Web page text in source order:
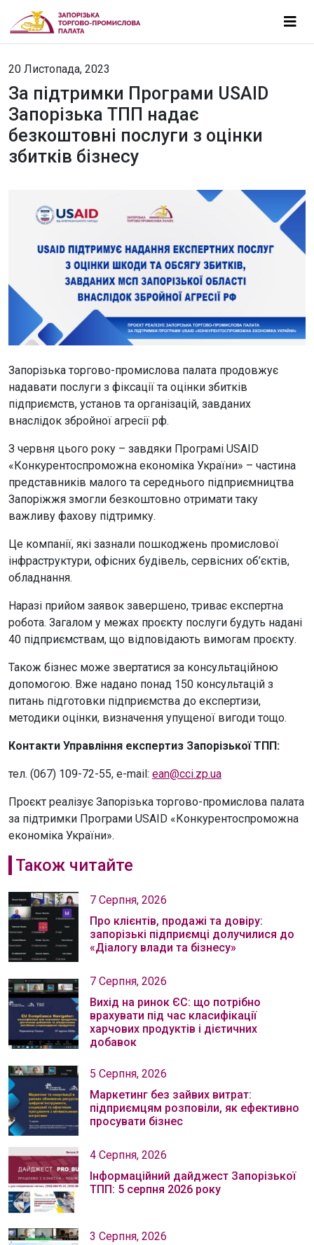
20 Листопада, 2023
За підтримки Програми USAID
Запорізька ТПП надає
безкоштовні послуги з оцінки
збитків бізнесу
Запорізька торгово-промислова палата продовжує
надавати послуги з фіксації та оцінки збитків
підприємств, установ та організацій, завданих
внаслідок збройної агресії рф.
З червня цього року – завдяки Програмі USAID
«Конкурентоспроможна економіка України» – частина
представників малого та середнього підприємництва
Запоріжжя змогли безкоштовно отримати таку
важливу фахову підтримку.
Це компанії, які зазнали пошкоджень промислової
інфраструктури, офісних будівель, сервісних об’єктів,
обладнання.
Наразі прийом заявок завершено, триває експертна
робота. Загалом у межах проєкту послуги будуть надані
40 підприємствам, що відповідають вимогам проєкту.
Також бізнес може звертатися за консультаційною
допомогою. Вже надано понад 150 консультацій з
питань підготовки підприємства до експертизи,
методики оцінки, визначення упущеної вигоди тощо.
Контакти Управління експертиз Запорізької ТПП:
тел. (067) 109-72-55, e-mail: ean@cci.zp.ua
Проєкт реалізує Запорізька торгово-промислова палата
за підтримки Програми USAID «Конкурентоспроможна
економіка України».
Також читайте
7 Серпня, 2026
Про клієнтів, продажі та довіру:
запорізькі підприємці долучилися до
«Діалогу влади та бізнесу»
7 Серпня, 2026
Вихід на ринок ЄС: що потрібно
врахувати під час класифікації
харчових продуктів і дієтичних
добавок
5 Серпня, 2026
Маркетинг без зайвих витрат:
підприємцям розповіли, як ефективно
просувати бізнес
4 Серпня, 2026
Інформаційний дайджест Запорізької
ТПП: 5 серпня 2026 року
3 Серпня, 2026